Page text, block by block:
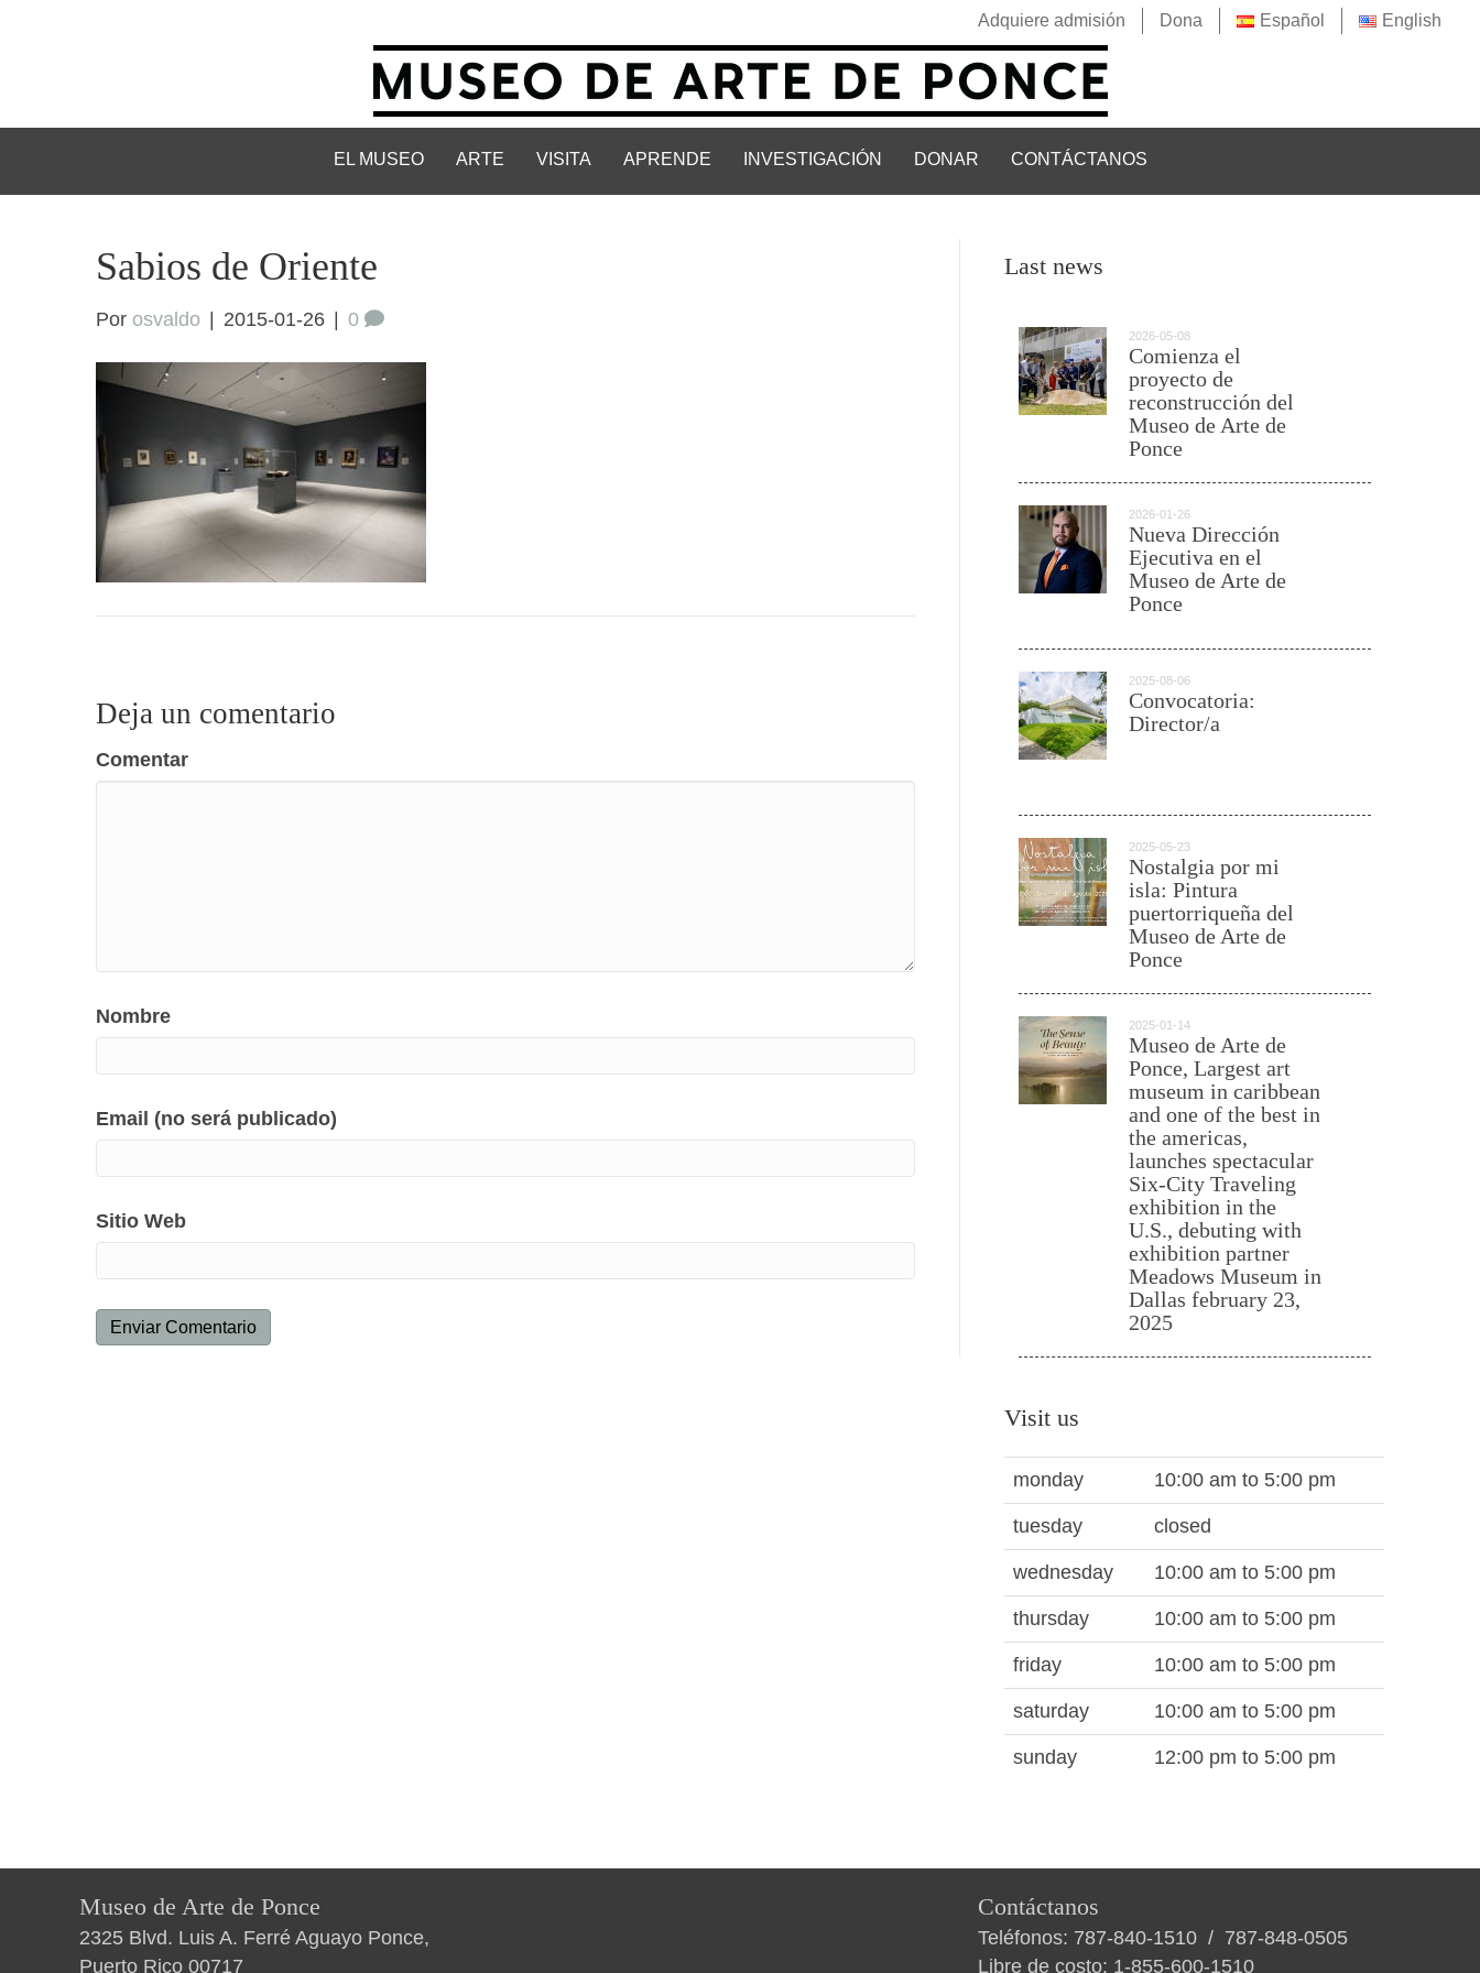
Adquiere admisión Dona Español English
EL MUSEO ARTE VISITA APRENDE INVESTIGACIÓN DONAR CONTÁCTANOS
Sabios de Oriente
Por osvaldo 2015-01-26 0
Deja un comentario
Comentar
Nombre
Email (no será publicado)
Sitio Web
Last news
2026-05-08
Comienza el
proyecto de
reconstrucción del
Museo de Arte de
Ponce
2026-01-26
Nueva Dirección
Ejecutiva en el
Museo de Arte de
Ponce
2025-08-06
Convocatoria:
Director/a
2025-05-23
Nostalgia por mi
isla: Pintura
puertorriqueña del
Museo de Arte de
Ponce
2025-01-14
Museo de Arte de
Ponce, Largest art
museum in caribbean
and one of the best in
the americas,
launches spectacular
Six-City Traveling
exhibition in the
U.S., debuting with
exhibition partner
Meadows Museum in
Dallas february 23,
2025
Visit us
monday 10:00 am to 5:00 pm
tuesday closed
wednesday 10:00 am to 5:00 pm
thursday 10:00 am to 5:00 pm
friday 10:00 am to 5:00 pm
saturday 10:00 am to 5:00 pm
sunday 12:00 pm to 5:00 pm
Museo de Arte de Ponce
2325 Blvd. Luis A. Ferré Aguayo Ponce,
Puerto Rico 00717
Contáctanos
Teléfonos: 787-840-1510 / 787-848-0505
Libre de costo: 1-855-600-1510